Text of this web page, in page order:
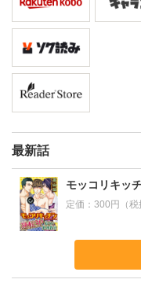
最新話
モッコリキッ
定価：300円（税